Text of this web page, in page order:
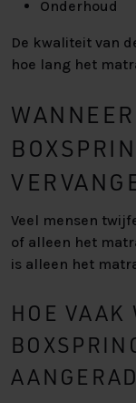
Onderhoud
De kwaliteit van
hoe lang het
Veel mensen
of alleen het
is alleen het
HOE VAAK